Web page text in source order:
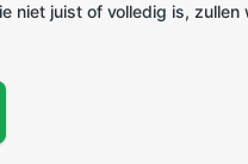
niet juist of volledig is, zullen